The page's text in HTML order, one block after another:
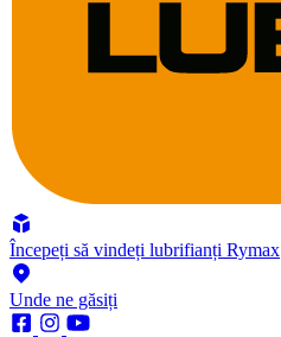
Începeți să vindeți lubrifianți Rymax
Unde ne găsiți